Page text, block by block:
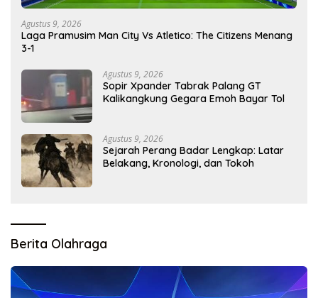
Agustus 9, 2026
Laga Pramusim Man City Vs Atletico: The Citizens Menang
3-1
Agustus 9, 2026
Sopir Xpander Tabrak Palang GT
Kalikangkung Gegara Emoh Bayar Tol
Agustus 9, 2026
Sejarah Perang Badar Lengkap: Latar
Belakang, Kronologi, dan Tokoh
Berita Olahraga